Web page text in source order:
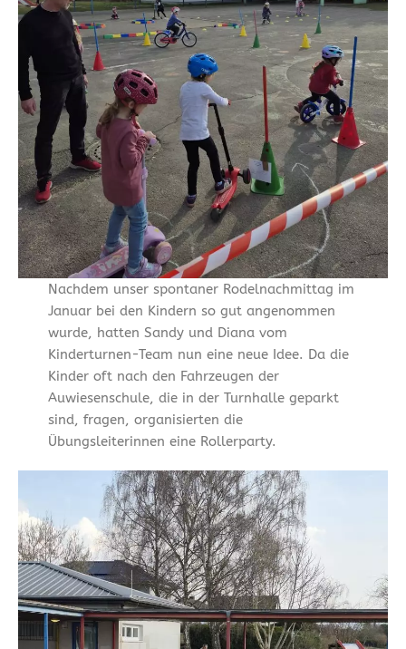
Nachdem unser spontaner Rodelnachmittag im
Januar bei den Kindern so gut angenommen
wurde, hatten Sandy und Diana vom
Kinderturnen-Team nun eine neue Idee. Da die
Kinder oft nach den Fahrzeugen der
Auwiesenschule, die in der Turnhalle geparkt
sind, fragen, organisierten die
Übungsleiterinnen eine Rollerparty.